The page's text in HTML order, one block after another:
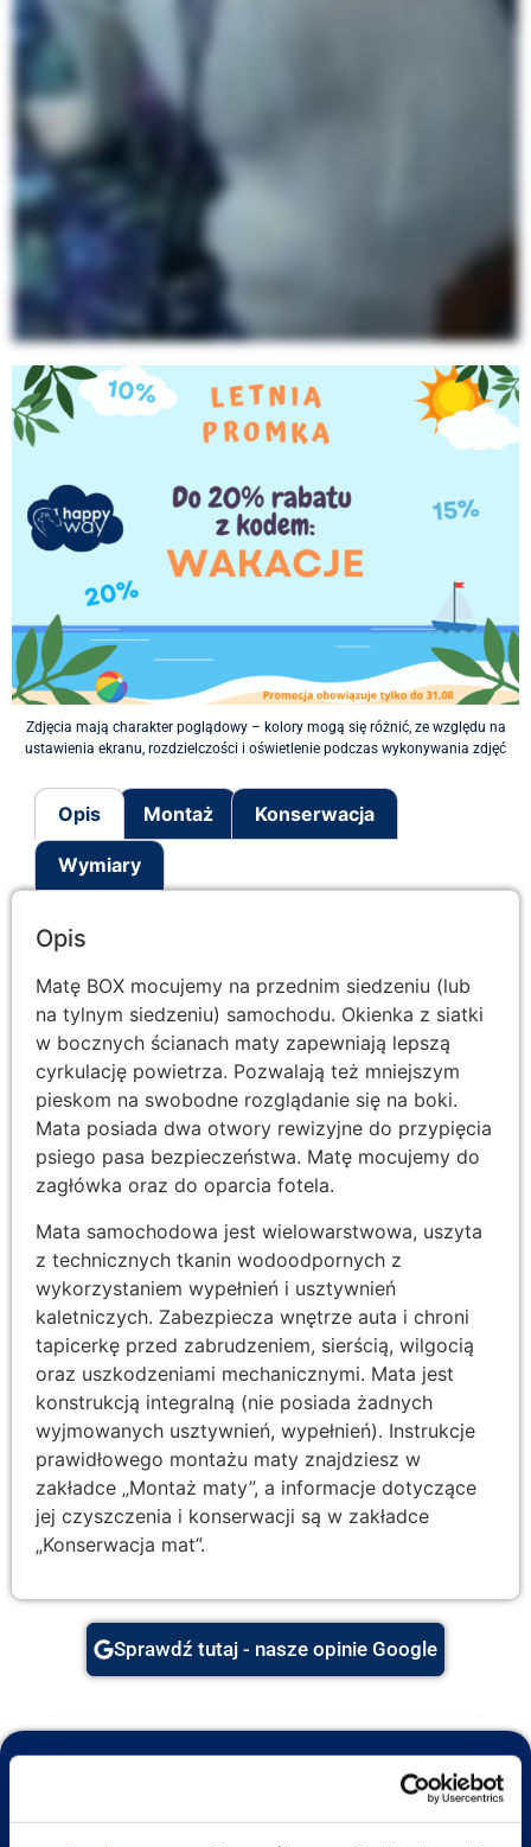
Zdjęcia mają charakter poglądowy – kolory mogą się różnić, ze względu na
ustawienia ekranu, rozdzielczości i oświetlenie podczas wykonywania zdjęć
Opis Montaż Konserwacja
Wymiary
Opis
Matę BOX mocujemy na przednim siedzeniu (lub
na tylnym siedzeniu) samochodu. Okienka z siatki
w bocznych ścianach maty zapewniają lepszą
cyrkulację powietrza. Pozwalają też mniejszym
pieskom na swobodne rozglądanie się na boki.
Mata posiada dwa otwory rewizyjne do przypięcia
psiego pasa bezpieczeństwa. Matę mocujemy do
zagłówka oraz do oparcia fotela.
Mata samochodowa jest wielowarstwowa, uszyta
z technicznych tkanin wodoodpornych z
wykorzystaniem wypełnień i usztywnień
kaletniczych. Zabezpiecza wnętrze auta i chroni
tapicerkę przed zabrudzeniem, sierścią, wilgocią
oraz uszkodzeniami mechanicznymi. Mata jest
konstrukcją integralną (nie posiada żadnych
wyjmowanych usztywnień, wypełnień). Instrukcje
prawidłowego montażu maty znajdziesz w
zakładce „Montaż maty”, a informacje dotyczące
jej czyszczenia i konserwacji są w zakładce
„Konserwacja mat”.
Sprawdź tutaj - nasze opinie Google
Oferujemy kompleksową pomoc na każdym etapie – od